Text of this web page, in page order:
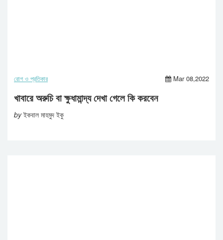
রোগ ও প্রতিকার Mar 08,2022
খাবারে অরুচি বা ক্ষুধামান্দ্য দেখা গেলে কি করবেন
byইকবাল মাহমুদ ইকু